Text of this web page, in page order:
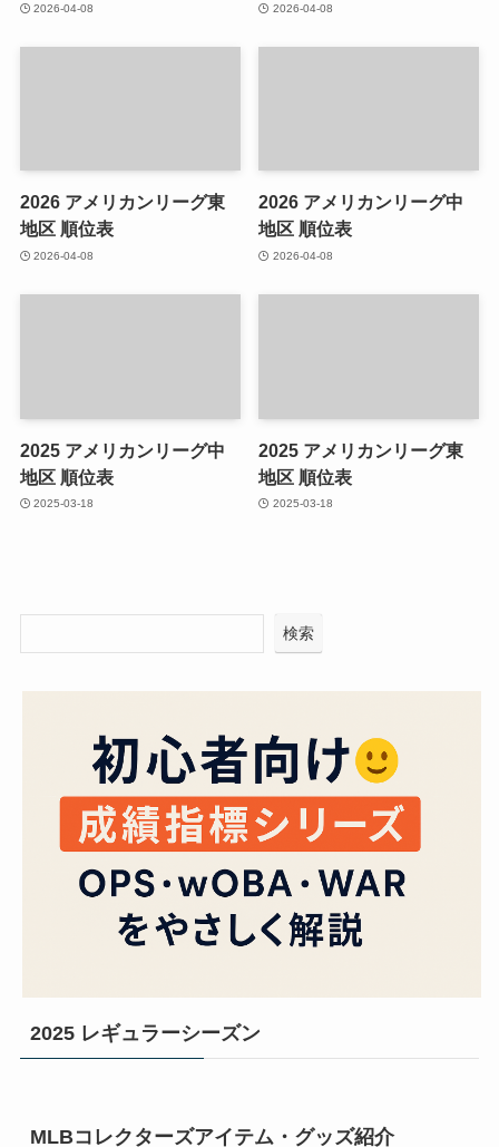
2026-04-08 2026-04-08
2026 アメリカンリーグ東
地区 順位表
2026-04-08
2026 アメリカンリーグ中
地区 順位表
2026-04-08
2025 アメリカンリーグ中
地区 順位表
2025-03-18
2025 アメリカンリーグ東
地区 順位表
2025-03-18
検索
2025 レギュラーシーズン
MLBコレクターズアイテム・グッズ紹介